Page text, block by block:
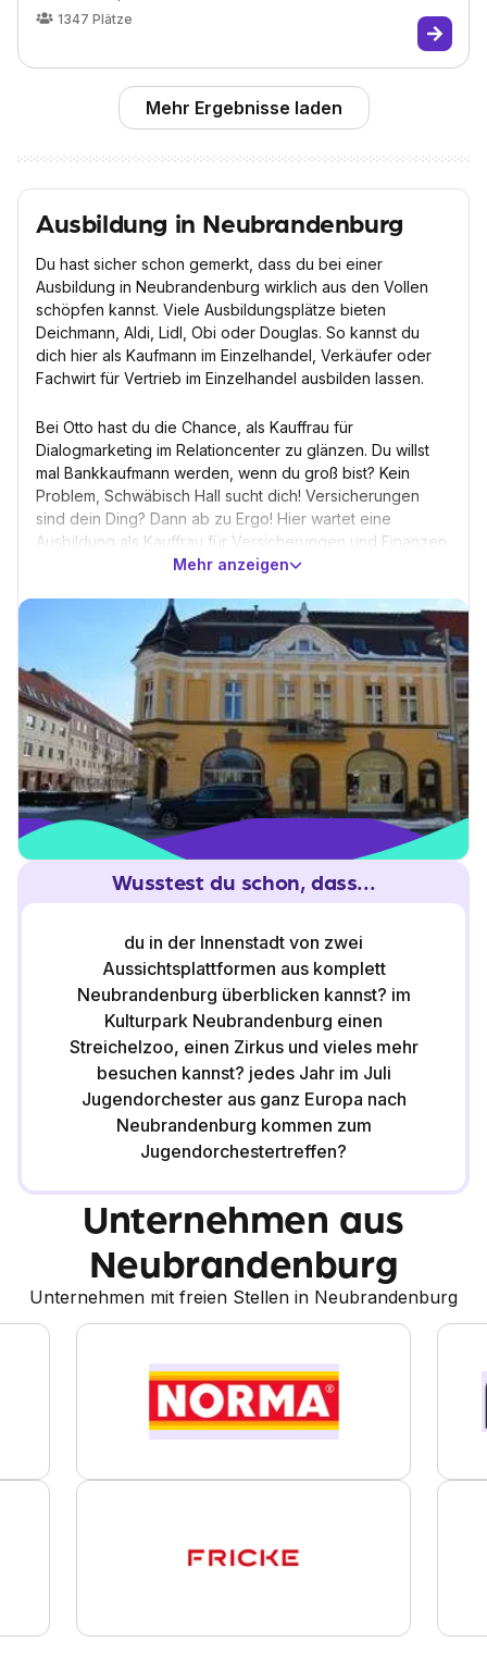
1347 Plätze
Mehr Ergebnisse laden
Ausbildung in Neubrandenburg
Du hast sicher schon gemerkt, dass du bei einer
Ausbildung in Neubrandenburg wirklich aus den Vollen
schöpfen kannst. Viele Ausbildungsplätze bieten
Deichmann, Aldi, Lidl, Obi oder Douglas. So kannst du
dich hier als Kaufmann im Einzelhandel, Verkäufer oder
Fachwirt für Vertrieb im Einzelhandel ausbilden lassen.
Bei Otto hast du die Chance, als Kauffrau für
Dialogmarketing im Relationcenter zu glänzen. Du willst
mal Bankkaufmann werden, wenn du groß bist? Kein
Problem, Schwäbisch Hall sucht dich! Versicherungen
sind dein Ding? Dann ab zu Ergo! Hier wartet eine
Ausbildung als Kauffrau für Versicherungen und Finanzen
auf dich. Geers bildet Hörgeräteakustiker aus und
Oder du machst eine technische Ausbildung,
beispielsweise als Anlagenmechaniker, Mechatroniker
oder Ausbaufacharbeiter.
Zum Ausbildungsbeginn 2016 sind noch viele Lehrstellen
unbesetzt, die Wahl liegt bei dir!
Mehr anzeigen
Wusstest du schon, dass...
du in der Innenstadt von zwei
Aussichtsplattformen aus komplett
Neubrandenburg überblicken kannst? im
Kulturpark Neubrandenburg einen
Streichelzoo, einen Zirkus und vieles mehr
besuchen kannst? jedes Jahr im Juli
Jugendorchester aus ganz Europa nach
Neubrandenburg kommen zum
Jugendorchestertreffen?
Unternehmen aus
Neubrandenburg
Unternehmen mit freien Stellen in Neubrandenburg